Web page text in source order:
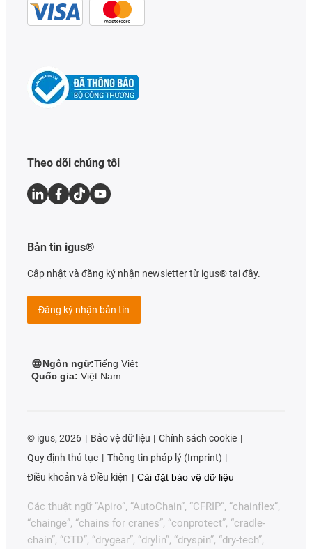
Theo dõi chúng tôi
Bản tin igus®
Cập nhật và đăng ký nhận newsletter từ igus® tại đây.
Đăng ký nhận bản tin
Ngôn ngữ:Tiếng Việt
Quốc gia: Việt Nam
© igus, 2026 Bảo vệ dữ liệu
Chính sách cookie
Quy định thủ tục
Thông tin pháp lý (Imprint)
Điều khoản và Điều kiện
Cài đặt bảo vệ dữ liệu
Các thuật ngữ “Apiro”, “AutoChain”, “CFRIP”, “chainflex”,
“chainge”, “chains for cranes”, “conprotect”, “cradle-
chain”, “CTD”, “drygear”, “drylin”, “dryspin”, “dry-tech”,